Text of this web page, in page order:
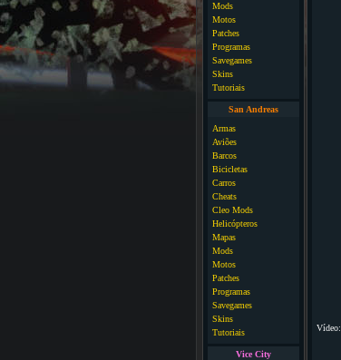
Mods
Motos
Patches
Programas
Savegames
Skins
Tutoriais
San Andreas
Armas
Aviões
Barcos
Bicicletas
Carros
Cheats
Cleo Mods
Helicópteros
Mapas
Mods
Motos
Patches
Programas
Savegames
Skins
Tutoriais
Vice City
Vídeo: